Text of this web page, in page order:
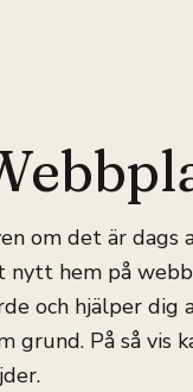
om det är
nytt hem på
och hjälper
grund. På så vis